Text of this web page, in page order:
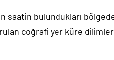
saatin bulundukları
coğrafi yer küre